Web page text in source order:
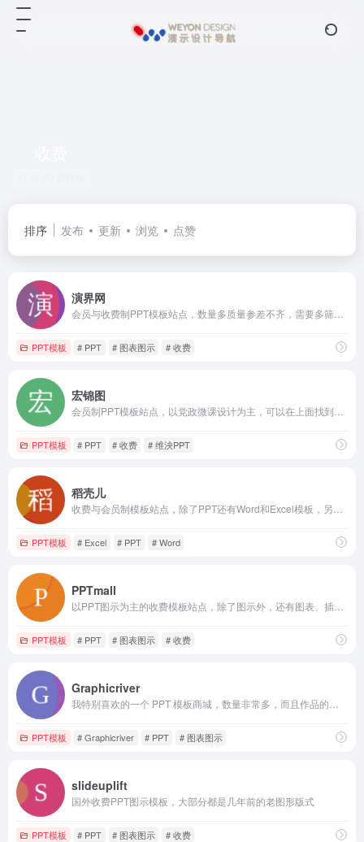
排序 发布 更新 浏览 点赞
演界网
PPT模板 # PPT # 图表图示 # 收费
宏锦图
PPT模板 # PPT # 收费 # 维泱PPT
稻壳儿
PPT模板 # Excel # PPT # Word
PPTmall
PPT模板 # PPT # 图表图示 # 收费
Graphicriver
PPT模板 # Graphicriver # PPT # 图表图示
slideuplift
国外收费PPT图示模板，大部分都是几年前的老图形版式
PPT模板 # PPT # 图表图示 # 收费